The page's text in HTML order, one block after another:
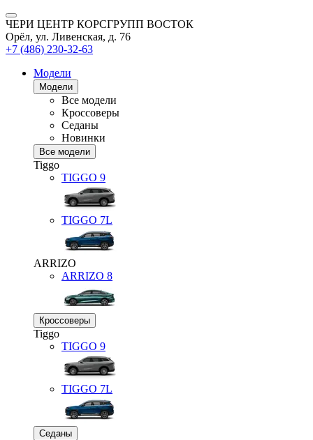
ЧЕРИ ЦЕНТР КОРСГРУПП ВОСТОК
Орёл, ул. Ливенская, д. 76
+7 (486) 230-32-63
Модели
Модели
Все модели
Кроссоверы
Седаны
Новинки
Все модели
Tiggo
TIGGO 9
TIGGO 7L
ARRIZO
ARRIZO 8
Кроссоверы
Tiggo
TIGGO 9
TIGGO 7L
Седаны